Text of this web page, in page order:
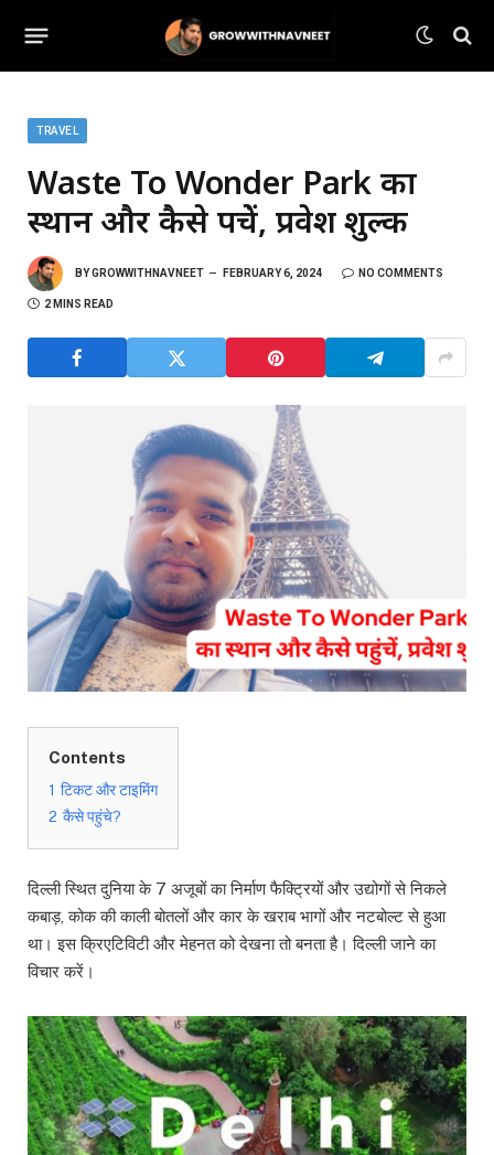
TRAVEL
Waste To Wonder Park का
स्थान और कैसे पहुंचें, प्रवेश शुल्क
BYGROWWITHNAVNEET FEBRUARY 6, 2024 NO COMMENTS
2 MINS READ
Contents
1 टिकट और टाइमिंग
2 कैसे पहुंचे?
दिल्ली स्थित दुनिया के 7 अजूबों का निर्माण फैक्ट्रियों और उद्योगों से निकले
कबाड़, कोक की काली बोतलों और कार के खराब भागों और नटबोल्ट से हुआ
था। इस क्रिएटिविटी और मेहनत को देखना तो बनता है। दिल्ली जाने का
विचार करें।